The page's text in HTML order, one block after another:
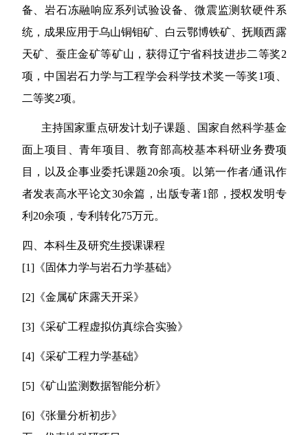
备、岩石冻融响应系列试验设备、微震监测软硬件系
统，成果应用于乌山铜钼矿、白云鄂博铁矿、抚顺西露
天矿、蚕庄金矿等矿山，获得辽宁省科技进步二等奖2
项，中国岩石力学与工程学会科学技术奖一等奖1项、
二等奖2项。
主持国家重点研发计划子课题、国家自然科学基金
面上项目、青年项目、教育部高校基本科研业务费项
目，以及企事业委托课题20余项。以第一作者/通讯作
者发表高水平论文30余篇，出版专著1部，授权发明专
利 20余项，专利转化75万元。
四、本科生及研究生授课课程
[1] 《 固体力学与岩石力学基础》
[2] 《金属矿床露天开采》
[3] 《采矿工程虚拟仿真综合实验》
[4] 《采矿工程力学基础》
[5] 《矿山监测数据智能分析》
[6] 《张量分析初步》